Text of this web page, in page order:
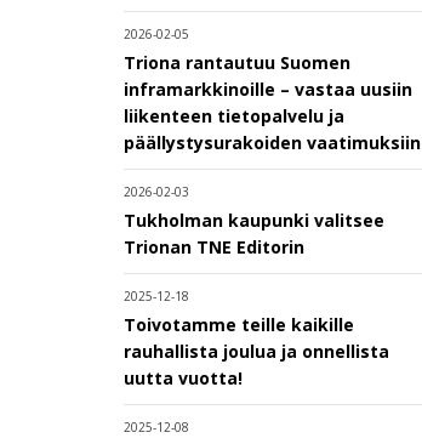
2026-02-05
Triona rantautuu Suomen
inframarkkinoille – vastaa uusiin
liikenteen tietopalvelu ja
päällystysurakoiden vaatimuksiin
2026-02-03
Tukholman kaupunki valitsee
Trionan TNE Editorin
2025-12-18
Toivotamme teille kaikille
rauhallista joulua ja onnellista
uutta vuotta!
2025-12-08